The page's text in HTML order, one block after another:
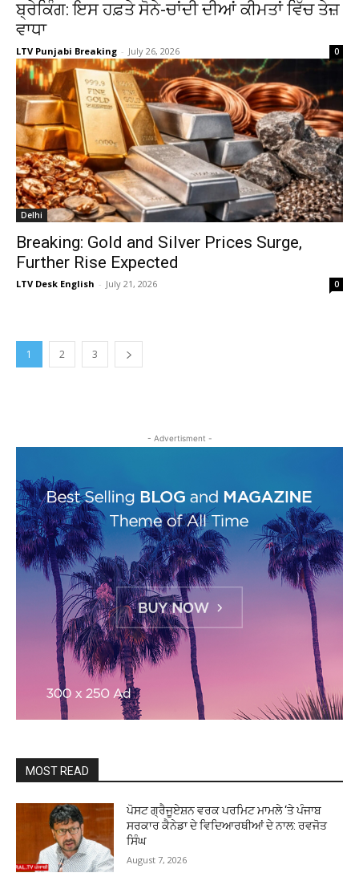
ਬ੍ਰੇਕਿੰਗ: ਇਸ ਹਫ਼ਤੇ ਸੋਨੇ-ਚਾਂਦੀ ਦੀਆਂ ਕੀਮਤਾਂ ਵਿੱਚ ਤੇਜ਼
ਵਾਧਾ
LTV Punjabi Breaking - July 26, 2026 0
Delhi
Breaking: Gold and Silver Prices Surge,
Further Rise Expected
LTV Desk English - July 21, 2026 0
1 2 3
- Advertisment -
MOST READ
ਪੋਸਟ ਗ੍ਰੈਜੂਏਸ਼ਨ ਵਰਕ ਪਰਮਿਟ ਮਾਮਲੇ ‘ਤੇ ਪੰਜਾਬ
ਸਰਕਾਰ ਕੈਨੇਡਾ ਦੇ ਵਿਦਿਆਰਥੀਆਂ ਦੇ ਨਾਲ: ਰਵਜੋਤ
ਸਿੰਘ
August 7, 2026